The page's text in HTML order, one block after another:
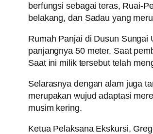
berfungsi sebagai teras, Ruai-
belakang, dan Sadau yang
Rumah Panjai di Dusun Sungai
panjangnya 50 meter. Saat
Saat ini milik tersebut telah
Selarasnya dengan alam juga
merupakan wujud adaptasi
musim kering.
Ketua Pelaksana Ekskursi,